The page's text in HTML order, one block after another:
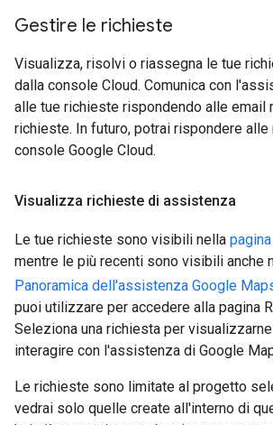
Gestire le richieste
Visualizza, risolvi o riassegna le tue
dalla console Cloud. Comunica con
alle tue richieste rispondendo alle email
richieste. In futuro, potrai rispondere
console Google Cloud.
Visualizza richieste di assistenza
Le tue richieste sono visibili nella
mentre le più recenti sono visibili anche
Panoramica dell'assistenza Google
puoi utilizzare per accedere alla pagina
Seleziona una richiesta per
interagire con l'assistenza di Google
Le richieste sono limitate al progetto
vedrai solo quelle create all'interno di